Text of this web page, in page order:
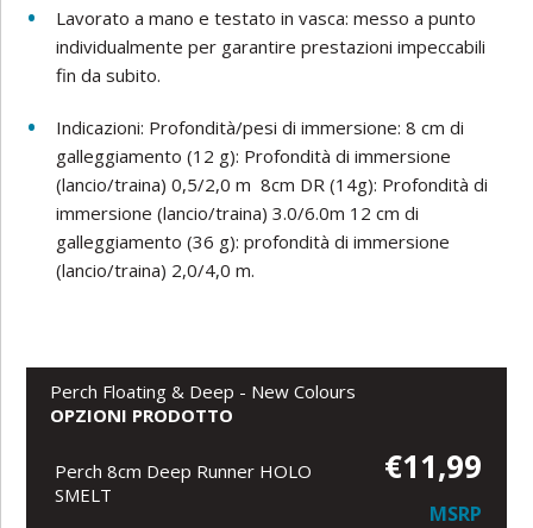
Lavorato a mano e testato in vasca: messo a punto
individualmente per garantire prestazioni impeccabili
fin da subito.
Indicazioni: Profondità/pesi di immersione: 8 cm di
galleggiamento (12 g): Profondità di immersione
(lancio/traina) 0,5/2,0 m 8cm DR (14g): Profondità di
immersione (lancio/traina) 3.0/6.0m 12 cm di
galleggiamento (36 g): profondità di immersione
(lancio/traina) 2,0/4,0 m.
Perch Floating & Deep - New Colours
OPZIONI PRODOTTO
Perch 8cm Deep Runner HOLO
SMELT
€11,99
MSRP